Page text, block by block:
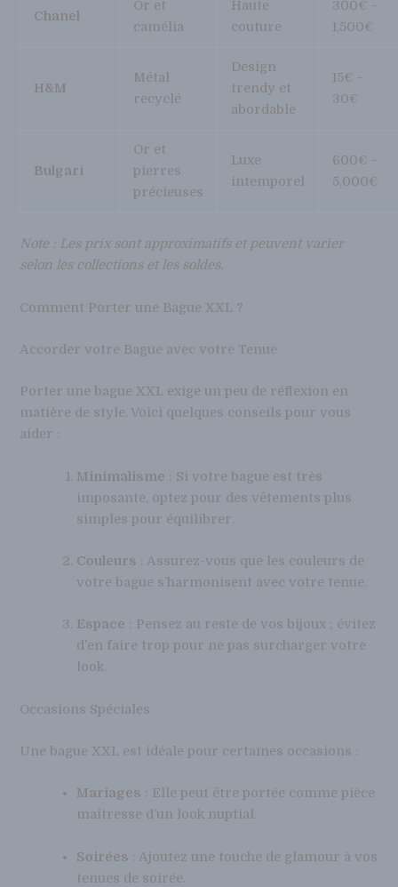
Chanel
Or et
camélia
Haute
couture
300€ –
1,500€
H&M
Métal
recyclé
Design
trendy et
abordable
15€ –
30€
Bulgari
Or et
pierres
précieuses
Luxe
intemporel
600€ –
5,000€
Note : Les prix sont approximatifs et peuvent varier
selon les collections et les soldes.
Comment Porter une Bague XXL ?
Accorder votre Bague avec votre Tenue
Porter une bague XXL exige un peu de réflexion en
matière de style. Voici quelques conseils pour vous
aider :
Minimalisme : Si votre bague est très
imposante, optez pour des vêtements plus
simples pour équilibrer.
Couleurs : Assurez-vous que les couleurs de
votre bague s’harmonisent avec votre tenue.
Espace : Pensez au reste de vos bijoux ; évitez
d’en faire trop pour ne pas surcharger votre
look.
Occasions Spéciales
Une bague XXL est idéale pour certaines occasions :
Mariages : Elle peut être portée comme pièce
maîtresse d’un look nuptial.
Soirées : Ajoutez une touche de glamour à vos
tenues de soirée.